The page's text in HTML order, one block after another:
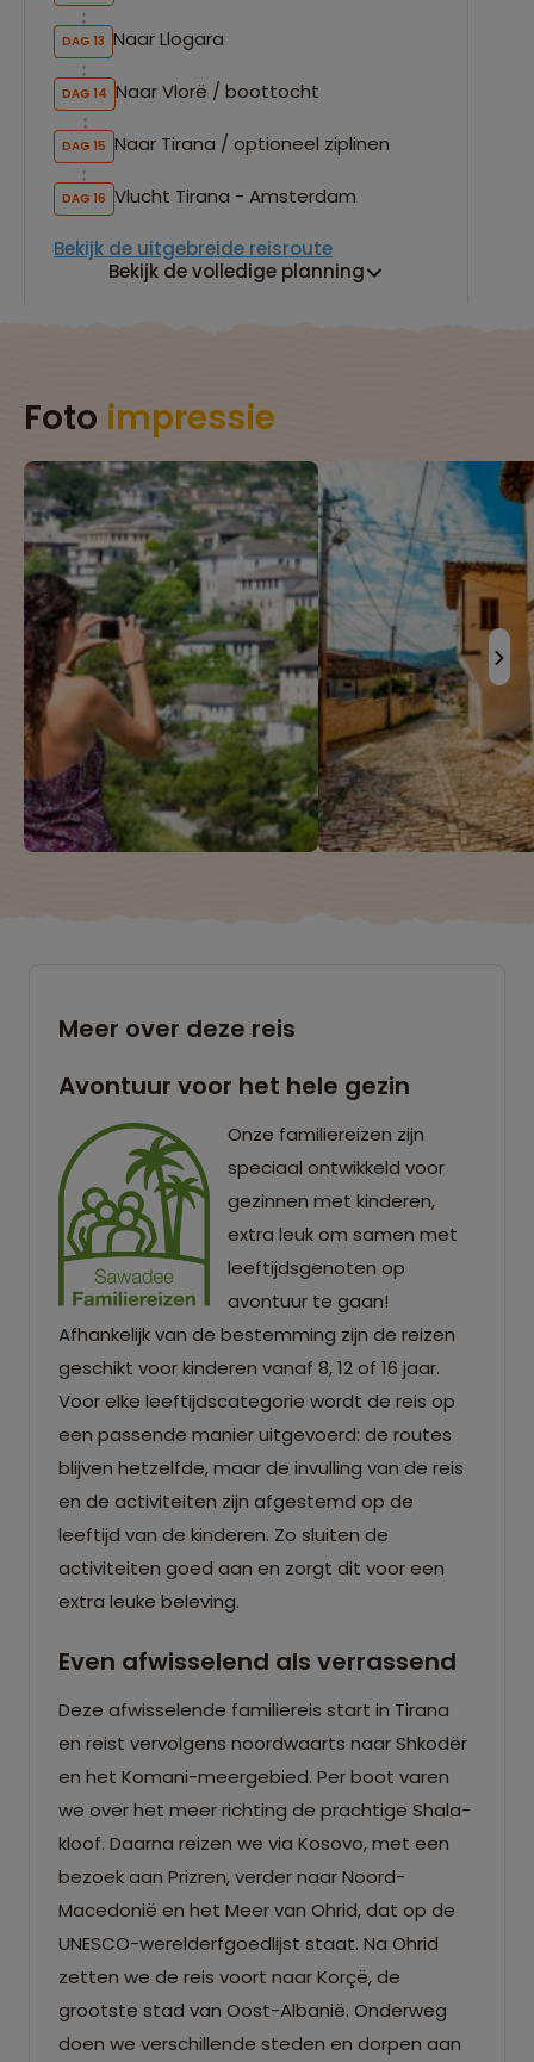
DAG 13 Naar Llogara
DAG 14 Naar Vlorë / boottocht
DAG 15 Naar Tirana / optioneel ziplinen
DAG 16 Vlucht Tirana - Amsterdam
Bekijk de uitgebreide reisroute
Bekijk de volledige planning
Foto impressie
Meer over deze reis
Avontuur voor het hele gezin
Onze familiereizen zijn
speciaal ontwikkeld voor
gezinnen met kinderen,
extra leuk om samen met
leeftijdsgenoten op
avontuur te gaan!
Afhankelijk van de bestemming zijn de reizen
geschikt voor kinderen vanaf 8, 12 of 16 jaar.
Voor elke leeftijdscategorie wordt de reis op
een passende manier uitgevoerd: de routes
blijven hetzelfde, maar de invulling van de reis
en de activiteiten zijn afgestemd op de
leeftijd van de kinderen. Zo sluiten de
activiteiten goed aan en zorgt dit voor een
extra leuke beleving.
Even afwisselend als verrassend
Deze afwisselende familiereis start in Tirana
en reist vervolgens noordwaarts naar Shkodër
en het Komani-meergebied. Per boot varen
we over het meer richting de prachtige Shala-
kloof. Daarna reizen we via Kosovo, met een
bezoek aan Prizren, verder naar Noord-
Macedonië en het Meer van Ohrid, dat op de
UNESCO-werelderfgoedlijst staat. Na Ohrid
zetten we de reis voort naar Korçë, de
grootste stad van Oost-Albanië. Onderweg
doen we verschillende steden en dorpen aan